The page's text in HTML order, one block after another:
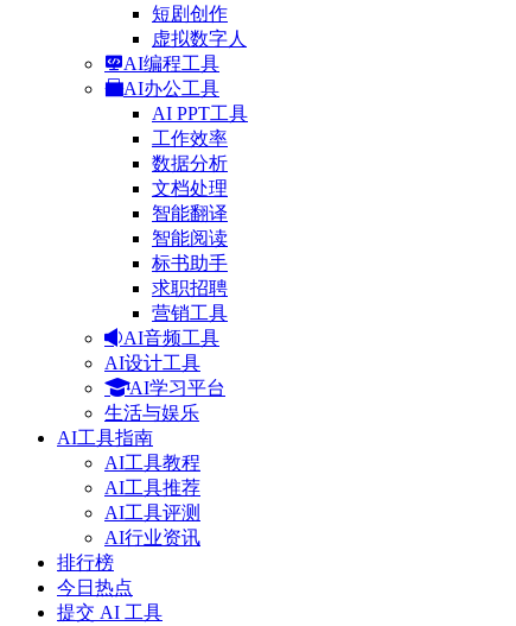
短剧创作
虚拟数字人
AI编程工具
AI办公工具
AI PPT工具
工作效率
数据分析
文档处理
智能翻译
智能阅读
标书助手
求职招聘
营销工具
AI音频工具
AI设计工具
AI学习平台
生活与娱乐
AI工具指南
AI工具教程
AI工具推荐
AI工具评测
AI行业资讯
排行榜
今日热点
提交 AI 工具